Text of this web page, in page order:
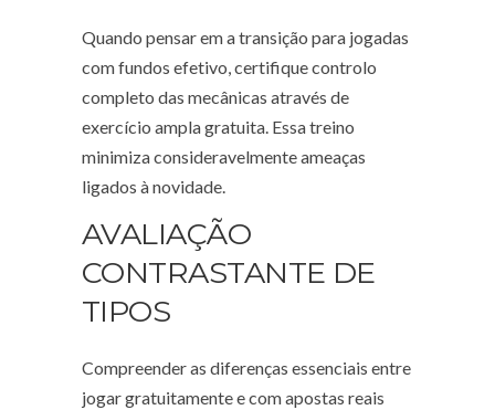
Quando pensar em a transição para jogadas
com fundos efetivo, certifique controlo
completo das mecânicas através de
exercício ampla gratuita. Essa treino
minimiza consideravelmente ameaças
ligados à novidade.
AVALIAÇÃO
CONTRASTANTE DE
TIPOS
Compreender as diferenças essenciais entre
jogar gratuitamente e com apostas reais